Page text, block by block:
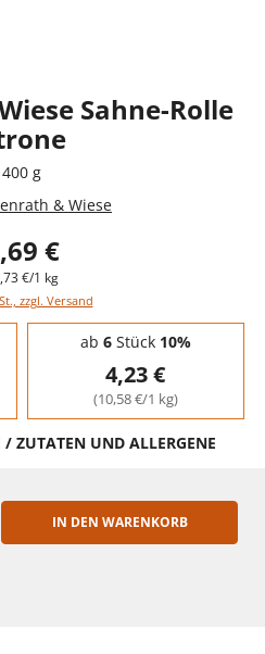
Sahne-Rolle
400 g
& Wiese
€
€/1 kg
zzgl. Versand
ab 6Stück 10%
4,23 €
(10,58 €/1 kg)
ZUTATEN UND ALLERGENE
IN DEN WARENKORB